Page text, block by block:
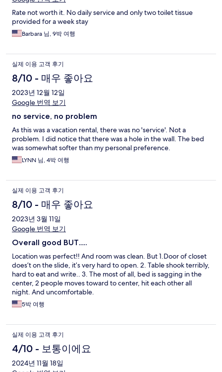
Rate not worth it. No daily service and only two toilet tissue
provided for a week stay
Barbara 님, 9박 여행
실제 이용 고객 후기
8/10 - 매우 좋아요
2023년 12월 12일
Google 번역 보기
no service, no problem
As this was a vacation rental, there was no 'service'. Not a
problem. I did notice that there was a hole in the wall. The bed
was somewhat softer than my personal preference.
LYNN 님, 4박 여행
실제 이용 고객 후기
8/10 - 매우 좋아요
2023년 3월 11일
Google 번역 보기
Overall good BUT….
Location was perfect!! And room was clean. But 1.Door of closet
does’t on the slide, it’s very hard to open. 2. Table shook terribly,
hard to eat and write.. 3. The most of all, bed is sagging in the
center, 2 people moves toward to center, hit each other all
night. And uncomfortable.
5박 여행
실제 이용 고객 후기
4/10 - 보통이에요
2024년 11월 18일